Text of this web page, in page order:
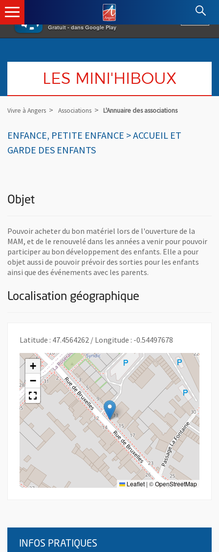
×
Gratuit - dans Google Play
Angers.fr : Retour à l'accueil
LES MINI'HIBOUX
Vivre à Angers Associations L'Annuaire des associations
ENFANCE, PETITE ENFANCE > ACCUEIL ET
GARDE DES ENFANTS
Objet
Pouvoir acheter du bon matériel lors de l'ouverture de la
MAM, et de le renouvelé dans les années a venir pour pouvoir
participer au bon développement des enfants. Elle a pour
objet aussi de pouvoir prévoir des sorties pour les enfants
ainsi que des événements avec les parents.
Localisation géographique
Latitude : 47.4564262 / Longitude : -0.54497678
+
−
Leaflet | ©OpenStreetMap
INFOS PRATIQUES